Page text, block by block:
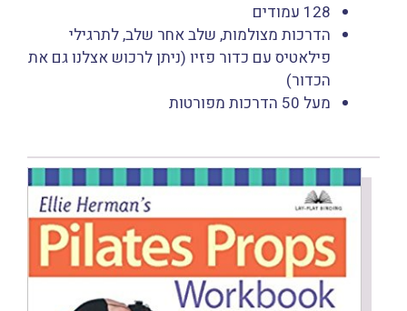
128 עמודים
הדרכות מצולמות, שלב אחר שלב, לתרגילי
פילאטיס עם כדור פזיו (ניתן לרכוש אצלנו גם את
הכדור)
מעל 50 הדרכות מפורטות